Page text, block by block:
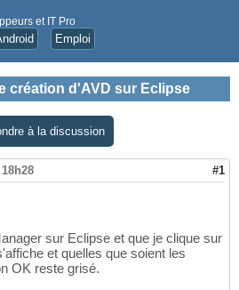
et IT Pro
Emploi
création d'AVD sur Eclipse
à la discussion
#1
sur Eclipse et que je clique sur
et quelles que soient les
OK reste grisé.